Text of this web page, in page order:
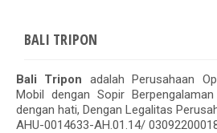
BALI TRIPON
Bali Tripon adalah Perusahaan
Mobil dengan Sopir
dengan hati, Dengan Legalitas
AHU-0014633-AH.01.14/